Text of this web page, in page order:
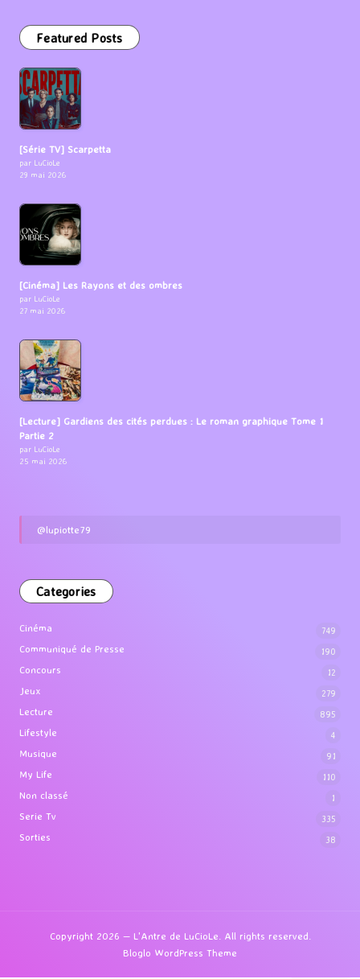
Featured Posts
[Série TV] Scarpetta
par LuCioLe
29 mai 2026
[Cinéma] Les Rayons et des ombres
par LuCioLe
27 mai 2026
[Lecture] Gardiens des cités perdues : Le roman graphique Tome 1
Partie 2
par LuCioLe
25 mai 2026
@lupiotte79
Categories
Cinéma 749
Communiqué de Presse 190
Concours 12
Jeux 279
Lecture 895
Lifestyle 4
Musique 91
My Life 110
Non classé 1
Serie Tv 335
Sorties 38
Copyright 2026 — L'Antre de LuCioLe. All rights reserved.
Bloglo WordPress Theme